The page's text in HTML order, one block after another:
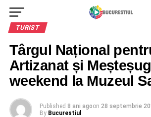
TURIST
Târgul Național
Artizanat și
weekend la Muzeul
Published 8 ani agoon 28 septembrie
By Bucurestiul